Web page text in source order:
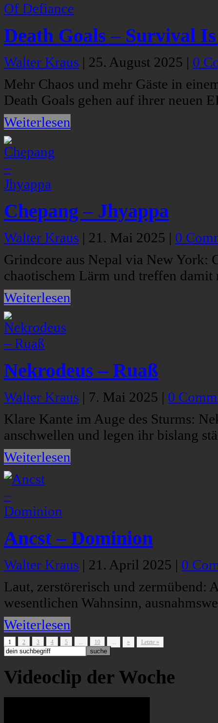
Death Goals – Survival
Walter Kraus | 25. August 2025 | 0
Mehr Chaos und mehr Gäste in
Death Goals gehen auf ihrer neuen
Weiterlesen
Chepang – Jhyappa
Walter Kraus | 21. Mai 2025 | 0
Grindcore aus Nepal via New York:
chaotischem Lärm und treffen damit
Weiterlesen
Nekrodeus – Ruaß
Walter Kraus | 7. Mai 2025 | 0
Klare Kante im Auge des Sturms:
anschwellen und legen ihr bislang
Weiterlesen
Ancst – Dominion
Walter Kraus | 21. April 2025 | 0
Laut, zerstörerisch und zermübend:
wesentlichen Wahnsinn,
Weiterlesen
1 2 3 4 5 ... 10 ... » Letzte »
Videoclip der Woche